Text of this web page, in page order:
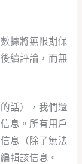
據將無限期保
續評論，而無
話），我們還
息。所有用戶
息（除了無法
輯該信息。